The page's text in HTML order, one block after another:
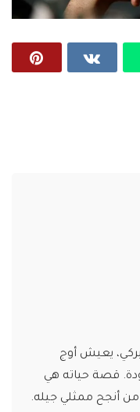
يعيش أوج
قصة حياته هي
أنجح ممثلي جيله.